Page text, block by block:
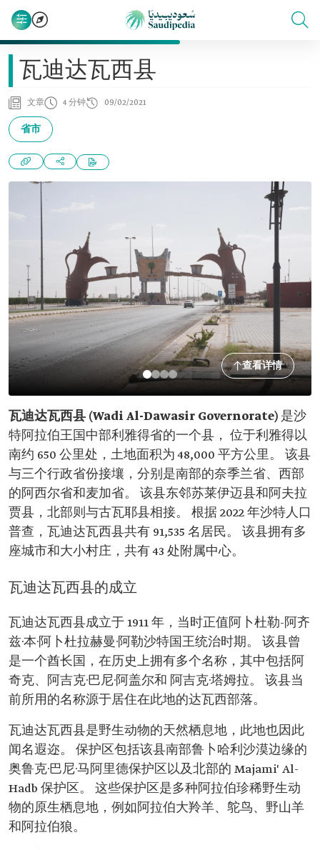
瓦迪达瓦西县
文章 4 分钟 09/02/2021
省市
查看详情
瓦迪达瓦西县 (Wadi Al-Dawasir Governorate) 是沙
特阿拉伯王国中部利雅得省的一个县， 位于利雅得以
南约 650 公里处，土地面积为 48,000 平方公里。 该县
与三个行政省份接壤，分别是南部的奈季兰省、西部
的阿西尔省和麦加省。 该县东邻苏莱伊迈县和阿夫拉
贾县，北部则与古瓦耶县相接。 根据 2022 年沙特人口
普查，瓦迪达瓦西县共有 91,535 名居民。 该县拥有多
座城市和大小村庄，共有 43 处附属中心。
瓦迪达瓦西县的成立
瓦迪达瓦西县成立于 1911 年，当时正值阿卜杜勒-阿齐
兹·本·阿卜杜拉赫曼·阿勒沙特国王统治时期。 该县曾
是一个酋长国，在历史上拥有多个名称，其中包括阿
奇克、阿吉克·巴尼·阿盖尔和 阿吉克·塔姆拉。 该县当
前所用的名称源于居住在此地的达瓦西部落。
瓦迪达瓦西县是野生动物的天然栖息地，此地也因此
闻名遐迩。 保护区包括该县南部鲁卜哈利沙漠边缘的
奥鲁克·巴尼·马阿里德保护区以及北部的 Majami' Al-
Hadb 保护区。 这些保护区是多种阿拉伯珍稀野生动
物的原生栖息地，例如阿拉伯大羚羊、鸵鸟、野山羊
和阿拉伯狼。